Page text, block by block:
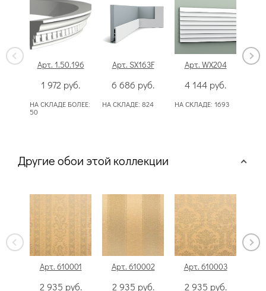
Арт. 1.50.196
1 972 руб.
НА СКЛАДЕ БОЛЕЕ:
50
Арт. SX163F
6 686 руб.
НА СКЛАДЕ: 824
Арт. WX204
4 144 руб.
НА СКЛАДЕ: 1693
Другие обои этой коллекции
Арт. 610001
2 935 руб.
Арт. 610002
2 935 руб.
Арт. 610003
2 935 руб.